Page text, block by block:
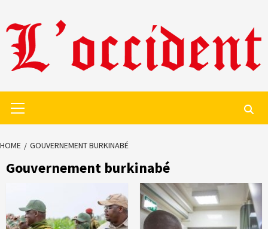
to
content
Menu
HOME GOUVERNEMENT BURKINABÉ
Gouvernement burkinabé